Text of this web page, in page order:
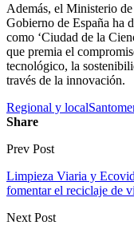
Además, el Ministerio
Gobierno de España ha
como ‘Ciudad de la
que premia el
tecnológico, la
través de la innovación.
Regional y local
Share
Prev Post
Limpieza Viaria y
fomentar el reciclaje de
Next Post